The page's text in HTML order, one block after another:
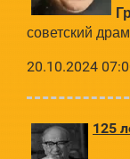
советский
20.10.2024
125